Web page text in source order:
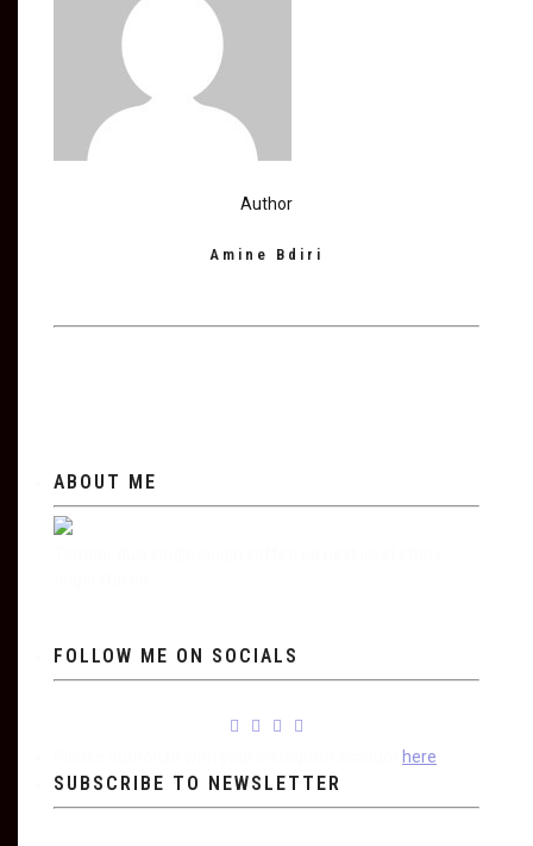
Author
Amine Bdiri
ABOUT ME
FOLLOW ME ON SOCIALS
here
SUBSCRIBE TO NEWSLETTER